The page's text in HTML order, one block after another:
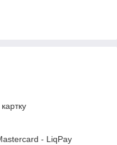
- LiqPay